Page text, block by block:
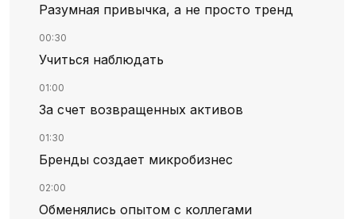
Разумная привычка, а не просто тренд
00:30
Учиться наблюдать
01:00
За счет возвращенных активов
01:30
Бренды создает микробизнес
02:00
Обменялись опытом с коллегами